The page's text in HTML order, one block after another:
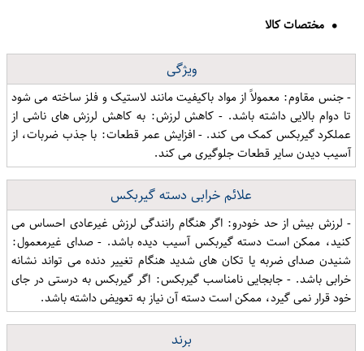
مختصات کالا
ویژگی
- جنس مقاوم: معمولاً از مواد باکیفیت مانند لاستیک و فلز ساخته می شود
تا دوام بالایی داشته باشد. - کاهش لرزش: به کاهش لرزش های ناشی از
عملکرد گیربکس کمک می کند. - افزایش عمر قطعات: با جذب ضربات، از
آسیب دیدن سایر قطعات جلوگیری می کند.
علائم خرابی دسته گیربکس
- لرزش بیش از حد خودرو: اگر هنگام رانندگی لرزش غیرعادی احساس می
کنید، ممکن است دسته گیربکس آسیب دیده باشد. - صدای غیرمعمول:
شنیدن صدای ضربه یا تکان های شدید هنگام تغییر دنده می تواند نشانه
خرابی باشد. - جابجایی نامناسب گیربکس: اگر گیربکس به درستی در جای
خود قرار نمی گیرد، ممکن است دسته آن نیاز به تعویض داشته باشد.
برند